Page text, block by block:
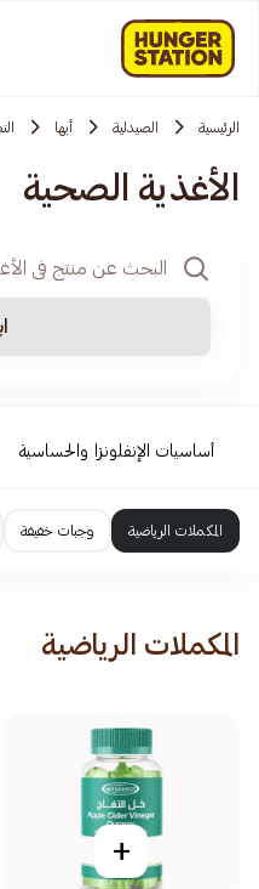
الرئيسية الصيدلية أبها
الأغذية الصحية
أساسيات الإنفلونزا والحساسية
المكملات الرياضية وجبات خفيفة
المكملات الرياضية
+